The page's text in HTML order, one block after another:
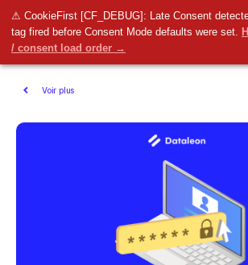
⚠ CookieFirst [CF_DEBUG]: Late Consent
tag fired before Consent Mode defaults were set.
/ consent load order →
Voir plus